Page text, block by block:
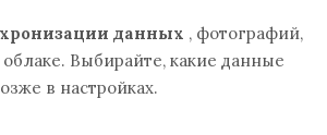
данных , фотографий,
облаке. Выбирайте, какие данные
в настройках.